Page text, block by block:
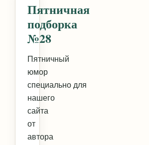
Пятничная
подборка
№28
Пятничный
юмор
специально для
нашего
сайта
от
автора